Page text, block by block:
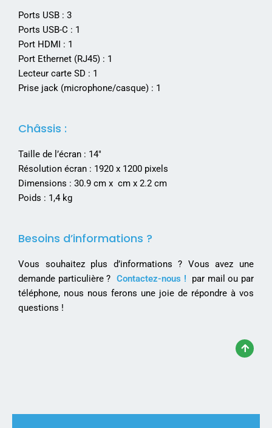
Ports USB : 3
Ports USB-C : 1
Port HDMI : 1
Port Ethernet (RJ45) : 1
Lecteur carte SD : 1
Prise jack (microphone/casque) : 1
Châssis :
Taille de l’écran : 14″
Résolution écran : 1920 x 1200 pixels
Dimensions : 30.9 cm x cm x 2.2 cm
Poids : 1,4 kg
Besoins d’informations ?
Vous souhaitez plus d’informations ? Vous avez une
demande particulière ? Contactez-nous !
par mail ou par
téléphone, nous nous ferons une joie de répondre à vos
questions !